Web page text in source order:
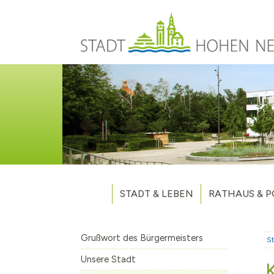
STADT & LEBEN
Unsere Stadt
Aktuelles
Weitere
RATHAUS &
Grußwort des Bürgermeisters
Unsere Stadt